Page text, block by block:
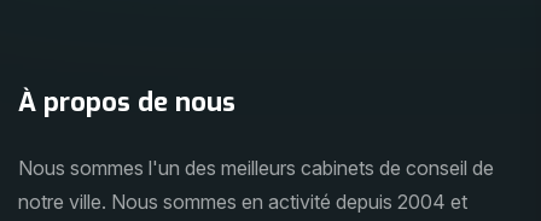
À propos de nous
Nous sommes l'un des meilleurs cabinets de conseil de
notre ville. Nous sommes en activité depuis 2004 et